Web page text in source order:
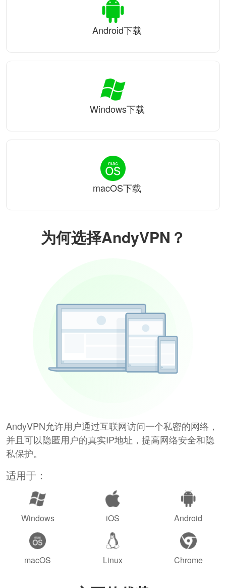
为何选择AndyVPN？
AndyVPN允许用户通过互联网访问一个私密的网络，
并且可以隐匿用户的真实IP地址，提高网络安全和隐
私保护。
适用于：
Windows iOS Android
macOS Linux Chrome
Android下载
Windows下载
macOS下载